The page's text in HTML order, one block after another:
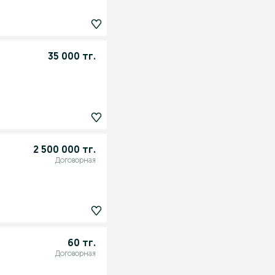
35 000 тг.
2 500 000 тг.
Договорная
60 тг.
Договорная